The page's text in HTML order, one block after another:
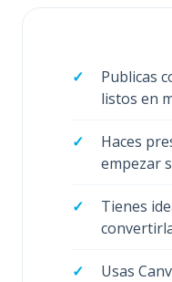
Publicas
listos en
Haces
empezar
Tienes
Usas